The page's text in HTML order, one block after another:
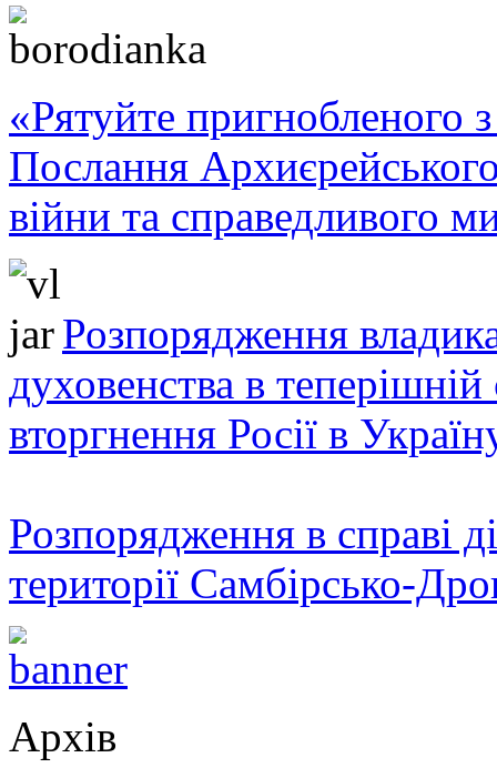
«Рятуйте пригнобленого
Послання
війни та справедливого
Розпорядження
духовенства в теперішній
вторгнення Росії в
Розпорядження в справі
території Самбірсько-
Архів